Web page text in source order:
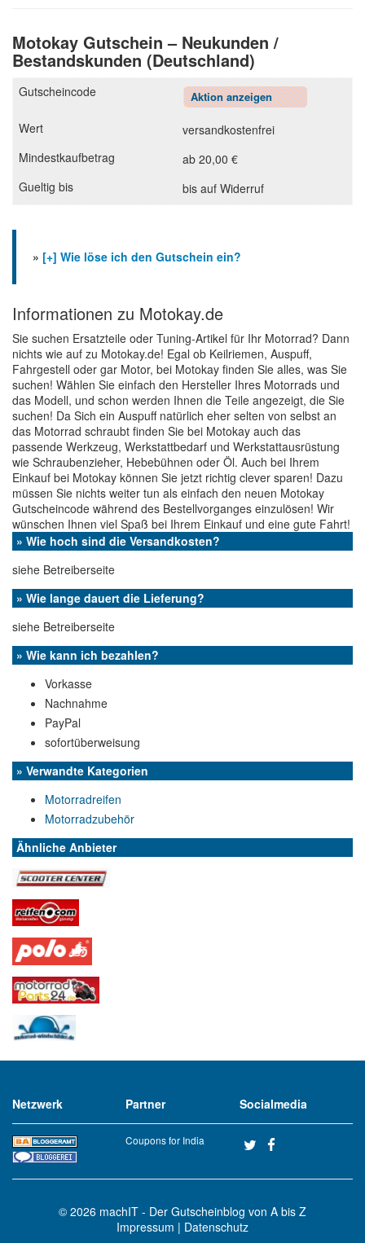
Motokay Gutschein – Neukunden /
Bestandskunden (Deutschland)
Aktion anzeigen
versandkostenfrei
ab 20,00 €
bis auf Widerruf
» [+] Wie löse ich den Gutschein ein?
Informationen zu Motokay.de
Sie suchen Ersatzteile oder Tuning-Artikel für Ihr Motorrad? Dann
nichts wie auf zu Motokay.de! Egal ob Keilriemen, Auspuff,
Fahrgestell oder gar Motor, bei Motokay finden Sie alles, was Sie
suchen! Wählen Sie einfach den Hersteller Ihres Motorrads und
das Modell, und schon werden Ihnen die Teile angezeigt, die Sie
suchen! Da Sich ein Auspuff natürlich eher selten von selbst an
das Motorrad schraubt finden Sie bei Motokay auch das
passende Werkzeug, Werkstattbedarf und Werkstattausrüstung
wie Schraubenzieher, Hebebühnen oder Öl. Auch bei Ihrem
Einkauf bei Motokay können Sie jetzt richtig clever sparen! Dazu
müssen Sie nichts weiter tun als einfach den neuen Motokay
Gutscheincode während des Bestellvorganges einzulösen! Wir
wünschen Ihnen viel Spaß bei Ihrem Einkauf und eine gute Fahrt!
» Wie hoch sind die Versandkosten?
siehe Betreiberseite
» Wie lange dauert die Lieferung?
siehe Betreiberseite
» Wie kann ich bezahlen?
Vorkasse
Nachnahme
PayPal
sofortüberweisung
» Verwandte Kategorien
Motorradreifen
Motorradzubehör
Ähnliche Anbieter
Netzwerk Partner
Coupons for India
Socialmedia
© 2026 machIT - Der Gutscheinblog von A bis Z
Impressum | Datenschutz